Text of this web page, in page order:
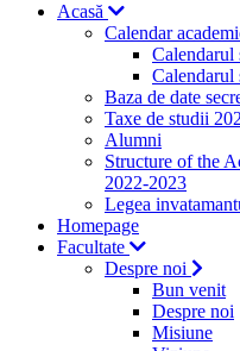
Acasă
Calendar
Calendarul
Calendarul
Baza de date
Taxe de studii
Alumni
Structure of the
2022-2023
Legea
Homepage
Facultate
Despre noi
Bun venit
Despre noi
Misiune